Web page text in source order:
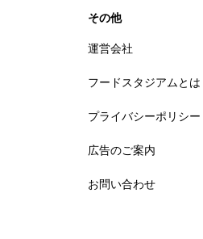
その他
運営会社
フードスタジアムとは
プライバシーポリシー
広告のご案内
お問い合わせ